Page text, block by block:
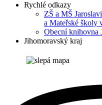
Rychlé odkazy
ZŠ a MŠ
a Mateřské školy
Obecní knihovna
Jihomoravský kraj